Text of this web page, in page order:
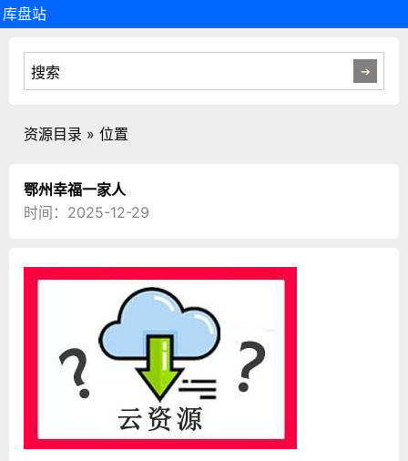
库盘站
资源目录 » 位置
鄂州幸福一家人
时间：2025-12-29